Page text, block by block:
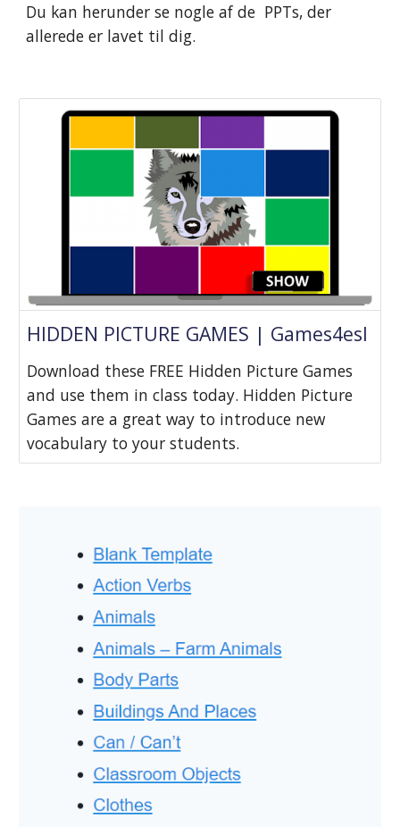
Du kan herunder se nogle af de PPTs, der
allerede er lavet til dig.
HIDDEN PICTURE GAMES | Games4esl
Download these FREE Hidden Picture Games
and use them in class today. Hidden Picture
Games are a great way to introduce new
vocabulary to your students.